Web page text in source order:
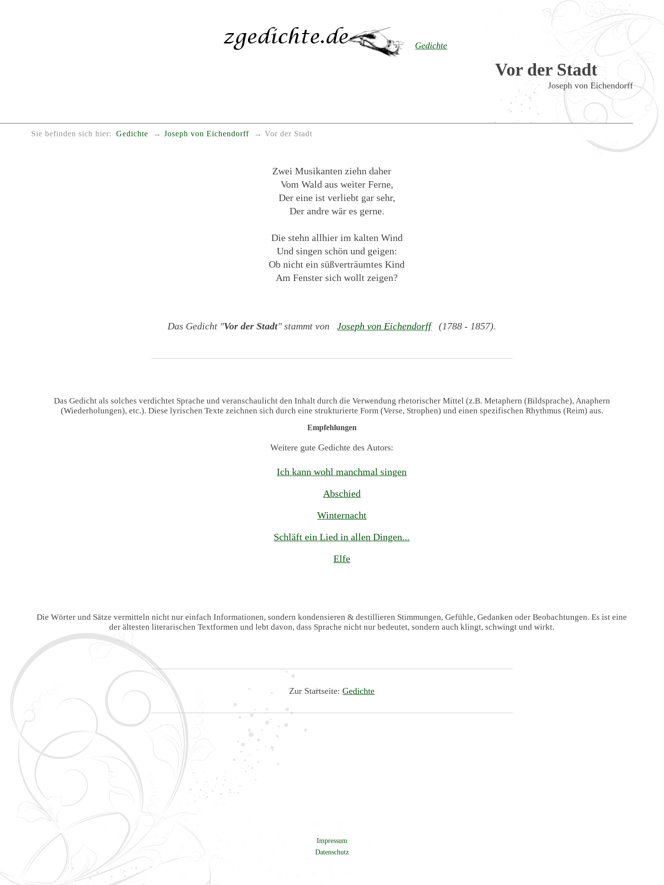
Gedichte
Vor der Stadt
Joseph von Eichendorff
Sie befinden sich hier: Gedichte Joseph von Eichendorff Vor der Stadt
Zwei Musikanten ziehn daher
Vom Wald aus weiter Ferne,
Der eine ist verliebt gar sehr,
Der andre wär es gerne.
Die stehn allhier im kalten Wind
Und singen schön und geigen:
Ob nicht ein süßverträumtes Kind
Am Fenster sich wollt zeigen?
Das Gedicht "Vor der Stadt" stammt von Joseph von Eichendorff(1788 - 1857).
Das Gedicht als solches verdichtet Sprache und veranschaulicht den Inhalt durch die Verwendung rhetorischer Mittel (z.B. Metaphern (Bildsprache), Anaphern
(Wiederholungen), etc.). Diese lyrischen Texte zeichnen sich durch eine strukturierte Form (Verse, Strophen) und einen spezifischen Rhythmus (Reim) aus.
Empfehlungen
Weitere gute Gedichte des Autors:
Ich kann wohl manchmal singen
Abschied
Winternacht
Schläft ein Lied in allen Dingen...
Elfe
Die Wörter und Sätze vermitteln nicht nur einfach Informationen, sondern kondensieren & destillieren Stimmungen, Gefühle, Gedanken oder Beobachtungen. Es ist eine
der ältesten literarischen Textformen und lebt davon, dass Sprache nicht nur bedeutet, sondern auch klingt, schwingt und wirkt.
Zur Startseite:Gedichte
Impressum
Datenschutz